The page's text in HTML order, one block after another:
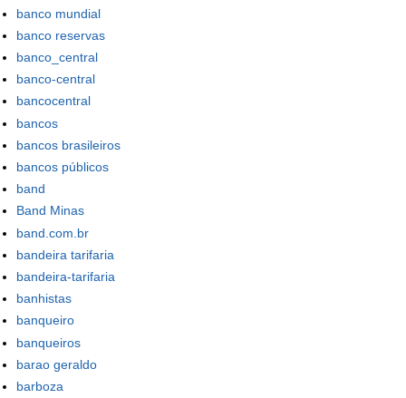
banco mundial
banco reservas
banco_central
banco-central
bancocentral
bancos
bancos brasileiros
bancos públicos
band
Band Minas
band.com.br
bandeira tarifaria
bandeira-tarifaria
banhistas
banqueiro
banqueiros
barao geraldo
barboza